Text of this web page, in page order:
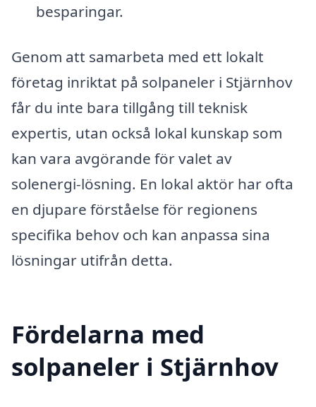
besparingar.
Genom att samarbeta med ett lokalt
företag inriktat på solpaneler i Stjärnhov
får du inte bara tillgång till teknisk
expertis, utan också lokal kunskap som
kan vara avgörande för valet av
solenergi-lösning. En lokal aktör har ofta
en djupare förståelse för regionens
specifika behov och kan anpassa sina
lösningar utifrån detta.
Fördelarna med
solpaneler i Stjärnhov